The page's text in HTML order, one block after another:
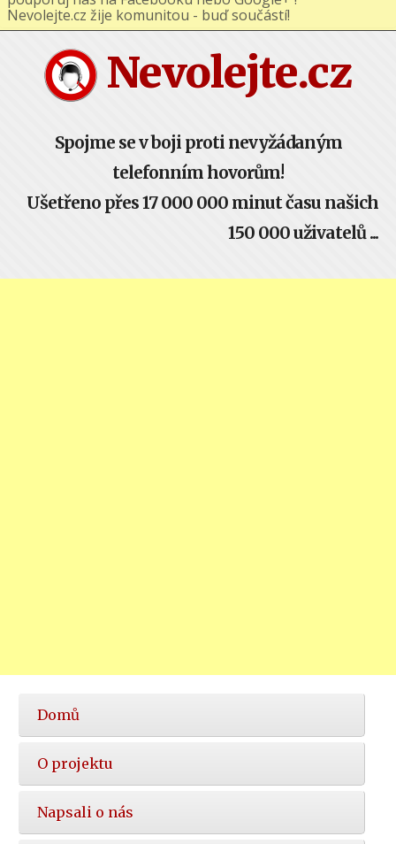
Nevolejte.cz
Spojme se v boji proti nevyžádaným
telefonním hovorům!
Ušetřeno přes 17 000 000 minut času našich
150 000 uživatelů ...
Hlavní
nabídka
Domů
O projektu
Napsali o nás
podporuj nás na Facebooku nebo Google+ !
Nevolejte.cz žije komunitou - buď součástí!